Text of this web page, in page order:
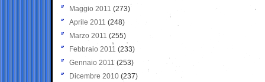
Maggio 2011 (273)
Aprile 2011 (248)
Marzo 2011 (255)
Febbraio 2011 (233)
Gennaio 2011 (253)
Dicembre 2010 (237)